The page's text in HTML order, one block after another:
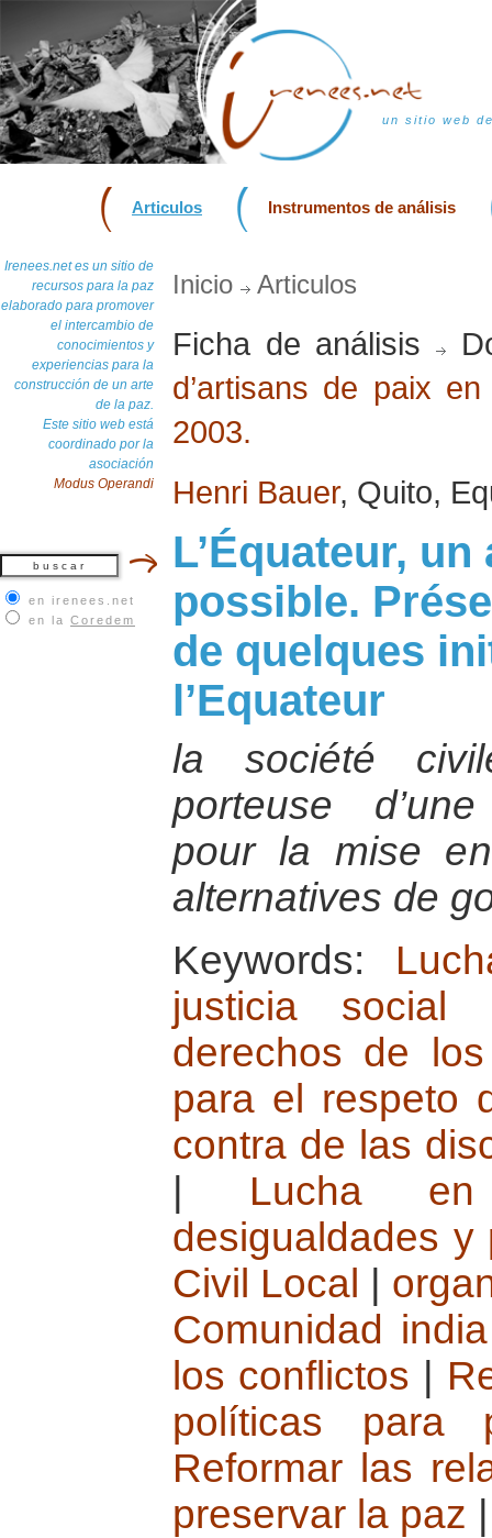
un sitio web
Articulos Instrumentos de análisis
Irenees.net es un sitio de
recursos para la paz
elaborado para promover
el intercambio de
conocimientos y
experiencias para la
construcción de un arte
de la paz.
Este sitio web está
coordinado por la
asociación
Modus Operandi
en irenees.net
en la Coredem
Inicio Articulos
Ficha de análisis
d’artisans de paix
2003.
Henri Bauer, Quito,
L’Équateur,
possible.
de quelques
l’Equateur
la société
porteuse
pour la mise
alternatives de
Keywords:
justicia social
derechos de
para el respeto
contra de las
Lucha
desigualdades y
Civil Local
Comunidad india
los conflictos
políticas para
Reformar las
preservar la paz